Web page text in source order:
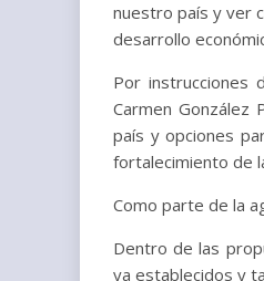
nuestro país y ver
desarrollo
Por instrucciones
Carmen González
país y opciones
fortalecimiento de
Como parte de la
Dentro de las
ya establecidos y